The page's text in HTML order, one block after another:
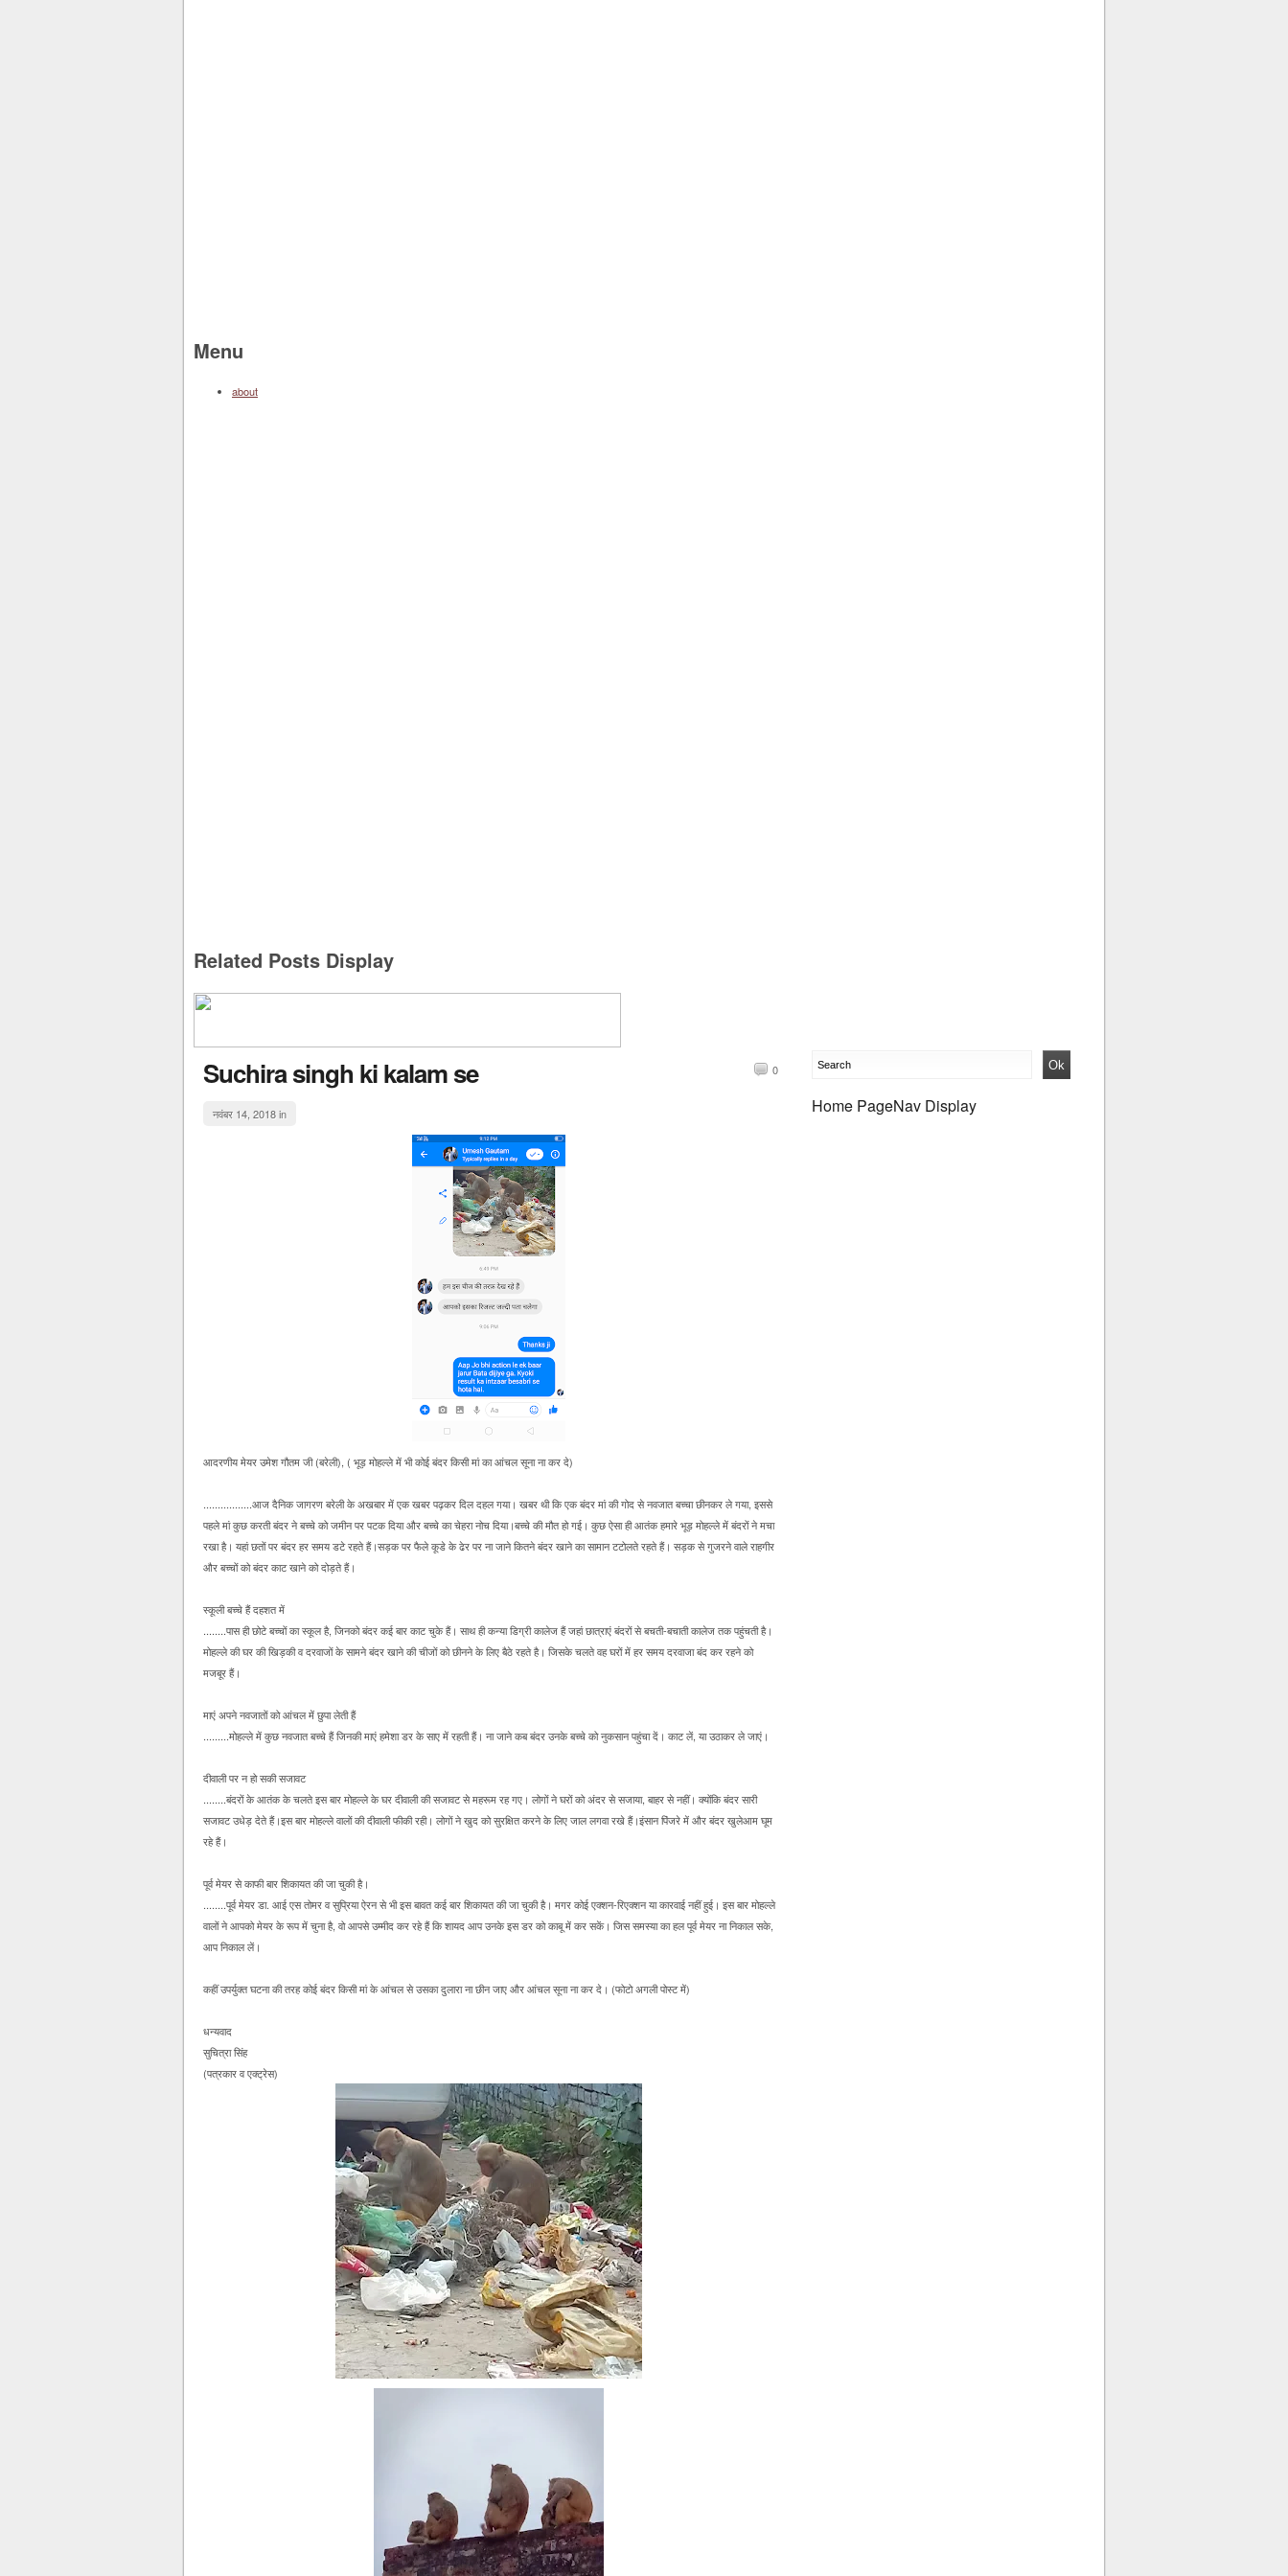
Menu
about
Related Posts Display
Suchira singh ki kalam se 0
नवंबर 14, 2018 in
आदरणीय मेयर उमेश गौतम जी (बरेली), ( भूड़ मोहल्ले में भी कोई बंदर किसी मां का आंचल सूना ना कर दे)
.................आज दैनिक जागरण बरेली के अखबार में एक खबर पढ़कर दिल दहल गया। खबर थी कि एक बंदर मां की गोद से नवजात बच्चा छीनकर ले गया, इससे
पहले मां कुछ करती बंदर ने बच्चे को जमीन पर पटक दिया और बच्चे का चेहरा नोच दिया।बच्चे की मौत हो गई। कुछ ऐसा ही आतंक हमारे भूड़ मोहल्ले में बंदरों ने मचा
रखा है। यहां छतों पर बंदर हर समय डटे रहते हैं।सड़क पर फैले कूडे के ढेर पर ना जाने कितने बंदर खाने का सामान टटोलते रहते हैं। सड़क से गुजरने वाले राहगीर
और बच्चों को बंदर काट खाने को दोड़ते हैं।
स्कूली बच्चे हैं दहशत में
........पास ही छोटे बच्चों का स्कूल है, जिनको बंदर कई बार काट चुके हैं। साथ ही कन्या डिग्री कालेज हैं जहां छात्राएं बंदरों से बचती-बचाती कालेज तक पहुंचती है।
मोहल्ले की घर की खिड़की व दरवाजों के सामने बंदर खाने की चीजों को छीनने के लिए बैठे रहते है। जिसके चलते वह घरों में हर समय दरवाजा बंद कर रहने को
मजबूर हैं।
माएं अपने नवजातों को आंचल में छुपा लेती हैं
.........मोहल्ले में कुछ नवजात बच्चे हैं जिनकी माएं हमेशा डर के साए में रहती हैं। ना जाने कब बंदर उनके बच्चे को नुकसान पहुंचा दें। काट लें, या उठाकर ले जाएं।
दीवाली पर न हो सकी सजावट
........बंदरों के आतंक के चलते इस बार मोहल्ले के घर दीवाली की सजावट से महरूम रह गए। लोगों ने घरों को अंदर से सजाया, बाहर से नहीं। क्योंकि बंदर सारी
सजावट उधेड़ देते हैं।इस बार मोहल्ले वालों की दीवाली फीकी रही। लोगों ने खुद को सुरक्षित करने के लिए जाल लगवा रखे हैं।इंसान पिंजरे में और बंदर खुलेआम घूम
रहे हैं।
पूर्व मेयर से काफी बार शिकायत की जा चुकी है।
........पूर्व मेयर डा. आई एस तोमर व सुप्रिया ऐरन से भी इस बावत कई बार शिकायत की जा चुकी है। मगर कोई एक्शन-रिएक्शन या कारवाई नहीं हुई। इस बार मोहल्ले
वालों ने आपको मेयर के रूप में चुना है, वो आपसे उम्मीद कर रहे हैं कि शायद आप उनके इस डर को काबू में कर सकें। जिस समस्या का हल पूर्व मेयर ना निकाल सके,
आप निकाल लें।
कहीं उपर्युक्त घटना की तरह कोई बंदर किसी मां के आंचल से उसका दुलारा ना छीन जाए और आंचल सूना ना कर दे। (फोटो अगली पोस्ट में)
धन्यवाद
सुचित्रा सिंह
(पत्रकार व एक्ट्रेस)
Home PageNav Display